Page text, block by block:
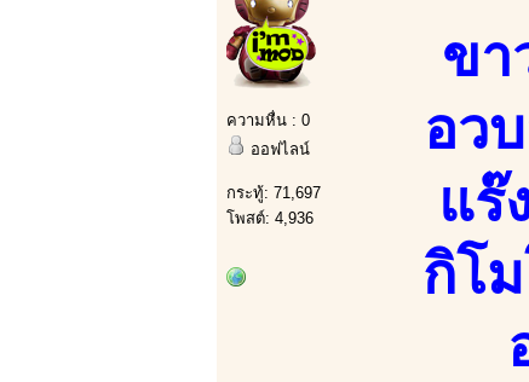
ความหื่น : 0
ออฟไลน์
กระทู้: 71,697
โพสต์: 4,936
ขา
อว
แร๊
กิโ